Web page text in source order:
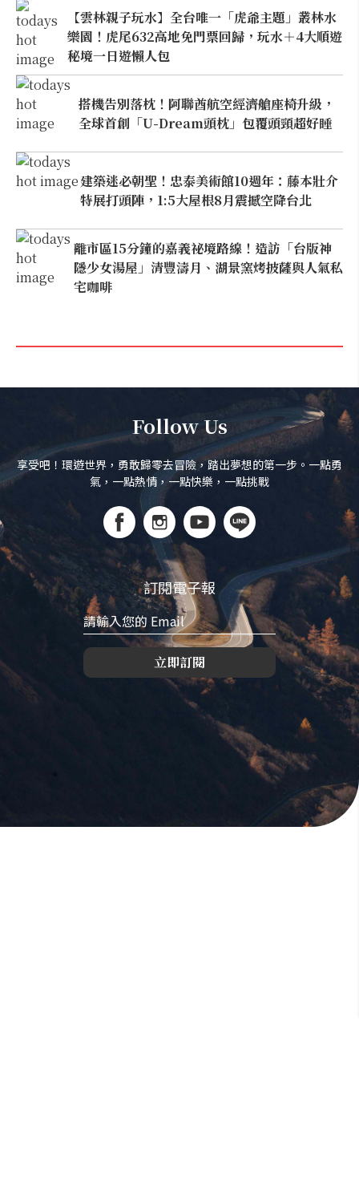
【雲林親子玩水】全台唯一「虎爺主題」叢林水
樂園！虎尾632高地免門票回歸，玩水＋4大順遊
秘境一日遊懶人包
搭機告別落枕！阿聯酋航空經濟艙座椅升級，
全球首創「U-Dream頭枕」包覆頭頸超好睡
建築迷必朝聖！忠泰美術館10週年：藤本壯介
特展打頭陣，1:5大屋根8月震撼空降台北
離市區15分鐘的嘉義祕境路線！造訪「台版神
隱少女湯屋」清豐濤月、湖景窯烤披薩與人氣私
宅咖啡
Follow Us
享受吧！環遊世界，勇敢歸零去冒險，踏出夢想的第一步。一點勇
氣，一點熱情，一點快樂，一點挑戰
訂閱電子報
立即訂閱